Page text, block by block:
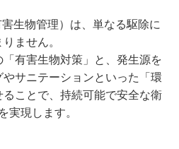
生物管理）は、単なる駆除に
りません。
有害生物対策」と、 発生源を
やサニテーションといった「環
ことで、 持続可能で安全な衛
実現します。